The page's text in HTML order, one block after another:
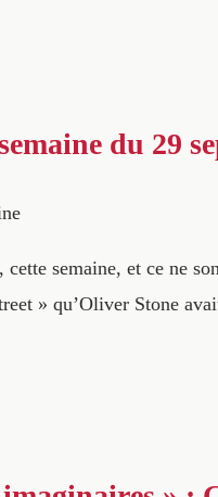
du 29
semaine, et ce ne
» qu’Oliver Stone